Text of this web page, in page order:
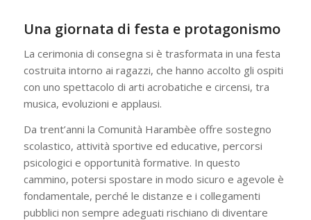
Una giornata di festa e protagonismo
La cerimonia di consegna si è trasformata in una festa
costruita intorno ai ragazzi, che hanno accolto gli ospiti
con uno spettacolo di arti acrobatiche e circensi, tra
musica, evoluzioni e applausi.
Da trent’anni la Comunità Harambèe offre sostegno
scolastico, attività sportive ed educative, percorsi
psicologici e opportunità formative. In questo
cammino, potersi spostare in modo sicuro e agevole è
fondamentale, perché le distanze e i collegamenti
pubblici non sempre adeguati rischiano di diventare